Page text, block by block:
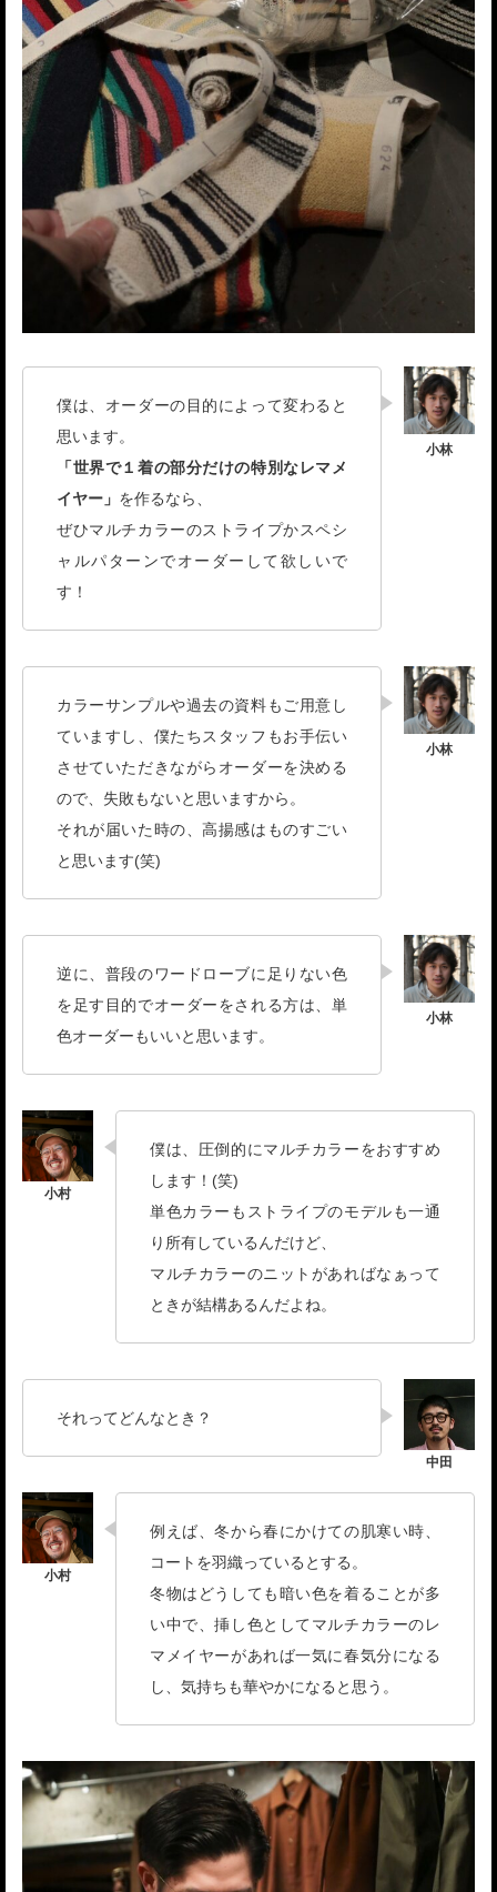
僕は、オーダーの目的によって変わると
思います。
「世界で１着の部分だけの特別なレマメ
イヤー」 を作るなら、
ぜひマルチカラーのストライプかスペシ
ャルパターンでオーダーして欲しいで
す！
カラーサンプルや過去の資料もご用意し
ていますし、僕たちスタッフもお手伝い
させていただきながらオーダーを決める
ので、失敗もないと思いますから。
それが届いた時の、高揚感はものすごい
と思います(笑)
逆に、普段のワードローブに足りない色
を足す目的でオーダーをされる方は、単
色オーダーもいいと思います。
僕は、圧倒的にマルチカラーをおすすめ
します！(笑)
単色カラーもストライプのモデルも一通
り所有しているんだけど、
マルチカラーのニットがあればなぁって
ときが結構あるんだよね。
それってどんなとき？
例えば、冬から春にかけての肌寒い時、
コートを羽織っているとする。
冬物はどうしても暗い色を着ることが多
い中で、挿し色としてマルチカラーのレ
マメイヤーがあれば一気に春気分になる
し、気持ちも華やかになると思う。